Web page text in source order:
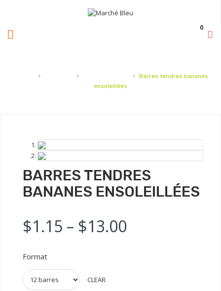
0
› › ›
Barres tendres bananes
ensoleillées
BARRES TENDRES
BANANES ENSOLEILLÉES
$1.15 – $13.00
Format
CLEAR